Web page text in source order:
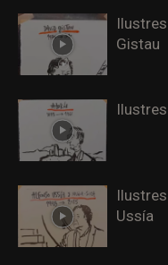
Gistau
Ussía